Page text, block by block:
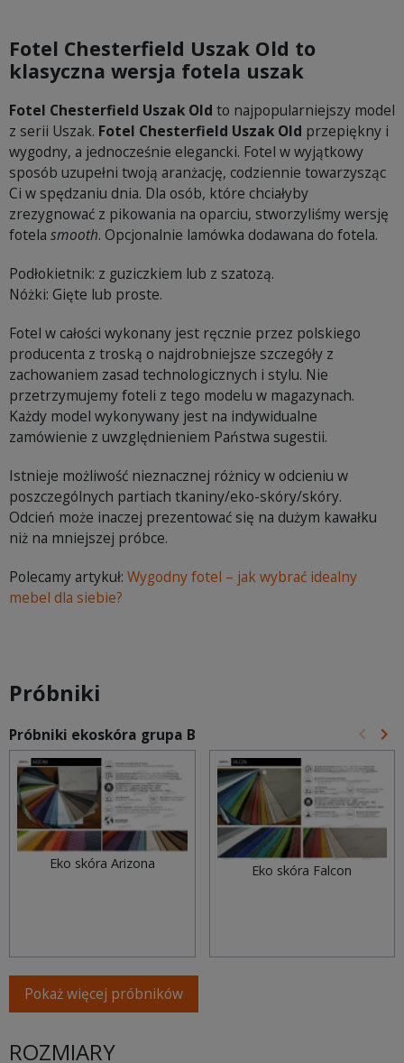
Fotel Chesterfield Uszak Old to
klasyczna wersja fotela uszak
Fotel Chesterfield Uszak Old to najpopularniejszy model
z serii Uszak. Fotel Chesterfield Uszak Old przepiękny i
wygodny, a jednocześnie elegancki. Fotel w wyjątkowy
sposób uzupełni twoją aranżację, codziennie towarzysząc
Ci w spędzaniu dnia. Dla osób, które chciałyby
zrezygnować z pikowania na oparciu, stworzyliśmy wersję
fotela smooth. Opcjonalnie lamówka dodawana do fotela.
Podłokietnik: z guziczkiem lub z szatozą.
Nóżki: Gięte lub proste.
Fotel w całości wykonany jest ręcznie przez polskiego
producenta z troską o najdrobniejsze szczegóły z
zachowaniem zasad technologicznych i stylu. Nie
przetrzymujemy foteli z tego modelu w magazynach.
Każdy model wykonywany jest na indywidualne
zamówienie z uwzględnieniem Państwa sugestii.
Istnieje możliwość nieznacznej różnicy w odcieniu w
poszczególnych partiach tkaniny/eko-skóry/skóry.
Odcień może inaczej prezentować się na dużym kawałku
niż na mniejszej próbce.
Polecamy artykuł: Wygodny fotel – jak wybrać idealny
mebel dla siebie?
Próbniki
Próbniki ekoskóra grupa B keyboard_arrow_left keyboard_arrow_right
Eko skóra Arizona Eko skóra Falcon
Pokaż więcej próbników
ROZMIARY